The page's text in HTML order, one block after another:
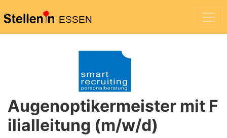
ESSEN
Augenoptikermeister mit F
ilialleitung (m/w/d)